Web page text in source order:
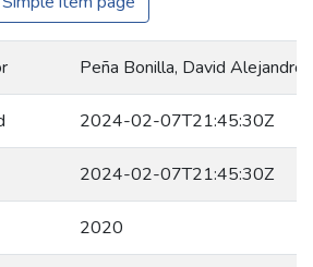
Peña Bonilla, David Alejandro
2024-02-07T21:45:30Z
2024-02-07T21:45:30Z
2020